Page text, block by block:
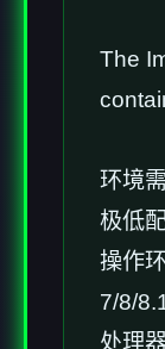
The
环境
极低
操作
7/8/
处理